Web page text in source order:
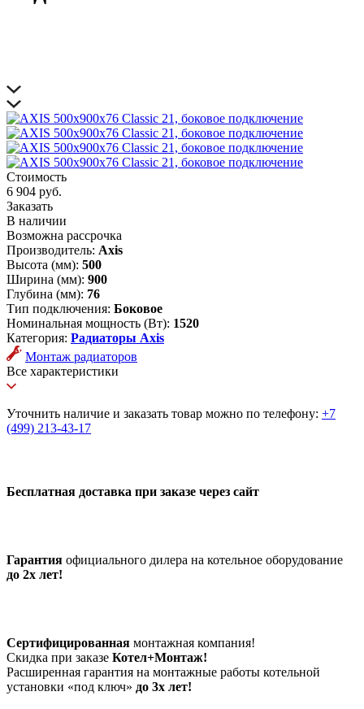
Стоимость
6 904 руб.
Заказать
В наличии
Возможна рассрочка
Производитель: Axis
Высота (мм): 500
Ширина (мм): 900
Глубина (мм): 76
Тип подключения: Боковое
Номинальная мощность (Вт): 1520
Категория: Радиаторы Axis
Монтаж радиаторов
Все характеристики
Уточнить наличие и заказать товар можно по телефону: +7
(499) 213-43-17
Бесплатная доставка при заказе через сайт
Гарантия официального дилера на котельное оборудование
до 2х лет!
Сертифицированная монтажная компания!
Скидка при заказе Котел+Монтаж!
Расширенная гарантия на монтажные работы котельной
установки «под ключ» до 3х лет!